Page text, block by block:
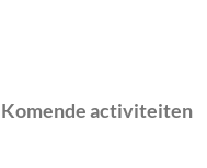
Komende activiteiten